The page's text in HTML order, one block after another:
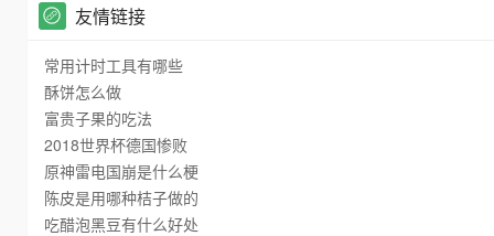
友情链接
常用计时工具有哪些
酥饼怎么做
富贵子果的吃法
2018世界杯德国惨败
原神雷电国崩是什么梗
陈皮是用哪种桔子做的
吃醋泡黑豆有什么好处